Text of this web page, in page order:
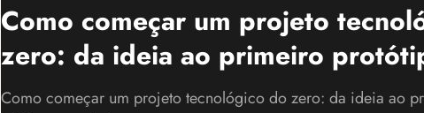
Como começar um projeto
zero: da ideia ao primeiro
Como começar um projeto tecnológico do zero: da ideia ao